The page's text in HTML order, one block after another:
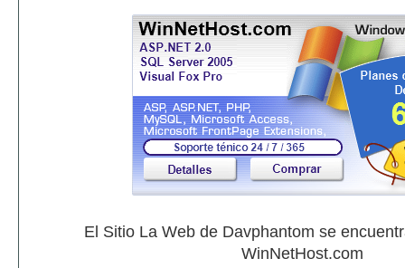
El Sitio La Web de Davphantom se
WinNetHost.com